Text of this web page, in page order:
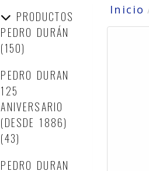
PRODUCTOS
PEDRO DURÁN
(150)
PEDRO DURAN
125
ANIVERSARIO
(DESDE 1886)
(43)
PEDRO DURAN
Inicio